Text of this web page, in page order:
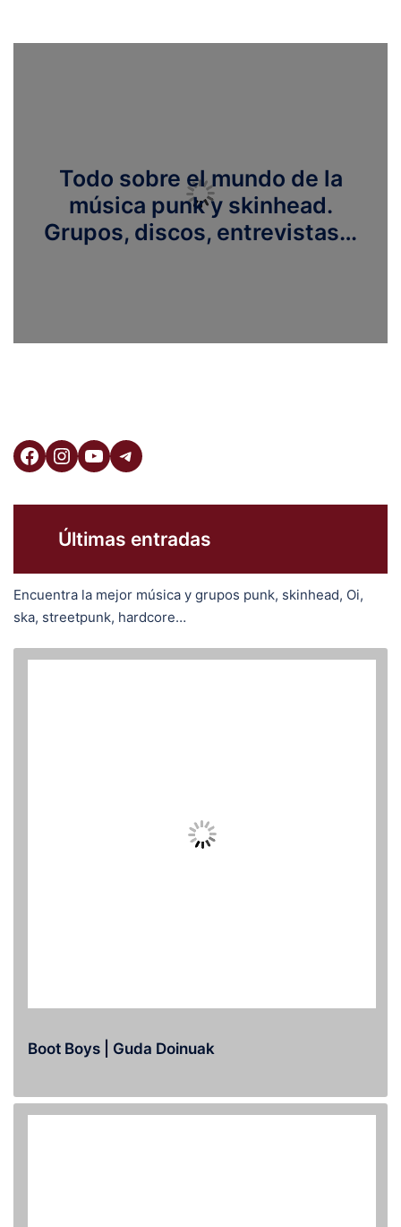
Todo sobre el mundo de la
música punk y skinhead.
Grupos, discos, entrevistas…
Facebook
Instagram
YouTube
Telegram
Últimas entradas
Encuentra la mejor música y grupos punk, skinhead, Oi,
ska, streetpunk, hardcore…
Boot Boys | Guda Doinuak